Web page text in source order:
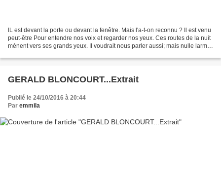
IL est devant la porte ou devant la fenêtre. Mais l'a-t-on reconnu ? Il est venu
peut-être Pour entendre nos voix et regarder nos yeux. Ces routes de la nuit
mènent vers ses grands yeux. Il voudrait nous parler aussi; mais nulle larme
GERALD BLONCOURT...Extrait
Publié le 24/10/2016 à 20:44
Par emmila